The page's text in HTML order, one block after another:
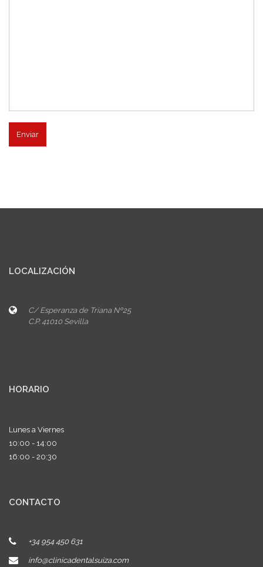
LOCALIZACIÓN
C/ Esperanza de Triana Nº25
C.P. 41010 Sevilla
HORARIO
Lunes a Viernes
10:00 - 14:00
16:00 - 20:30
CONTACTO
+34 954 450 631
info@clinicadentalsuiza.com